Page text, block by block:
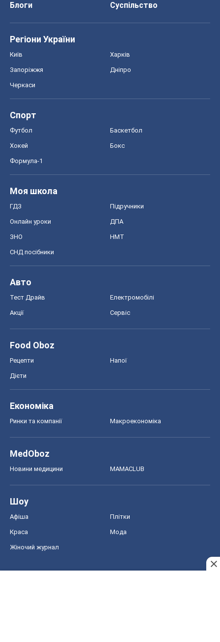
Блоги
Суспільство
Регіони України
Київ Харків
Запоріжжя Дніпро
Черкаси
Спорт
Футбол Баскетбол
Хокей Бокс
Формула-1
Моя школа
ГДЗ Підручники
Онлайн уроки ДПА
ЗНО НМТ
СНД посібники
Авто
Тест Драйв Електромобілі
Акції Сервіс
Food Oboz
Рецепти Напої
Дієти
Економіка
Ринки та компанії Макроекономіка
MedOboz
Новини медицини MAMACLUB
Шоу
Афіша Плітки
Краса Мода
Жіночий журнал